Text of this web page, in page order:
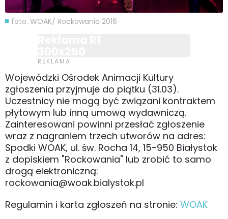
foto. WOAK/ Rockowania 2016
Wojewódzki Ośrodek Animacji Kultury
zgłoszenia przyjmuje do piątku (31.03).
Uczestnicy nie mogą być związani kontraktem
płytowym lub inną umową wydawniczą.
Zainteresowani powinni przesłać zgłoszenie
wraz z nagraniem trzech utworów na adres:
Spodki WOAK, ul. św. Rocha 14, 15-950 Białystok
z dopiskiem "Rockowania" lub zrobić to samo
drogą elektroniczną:
rockowania@woak.bialystok.pl
Regulamin i karta zgłoszeń na stronie: WOAK